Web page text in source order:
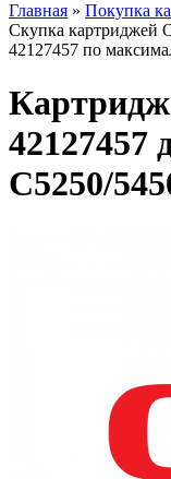
Главная » Покупка
Скупка картриджей
42127457 по
42127457
C5250/